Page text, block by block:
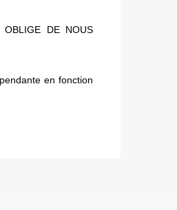
OBLIGE DE NOUS
en fonction